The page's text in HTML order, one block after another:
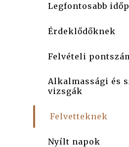
Legfontosabb
Érdeklődőknek
Felvételi
Alkalmassági és
vizsgák
Felvetteknek
Nyílt napok